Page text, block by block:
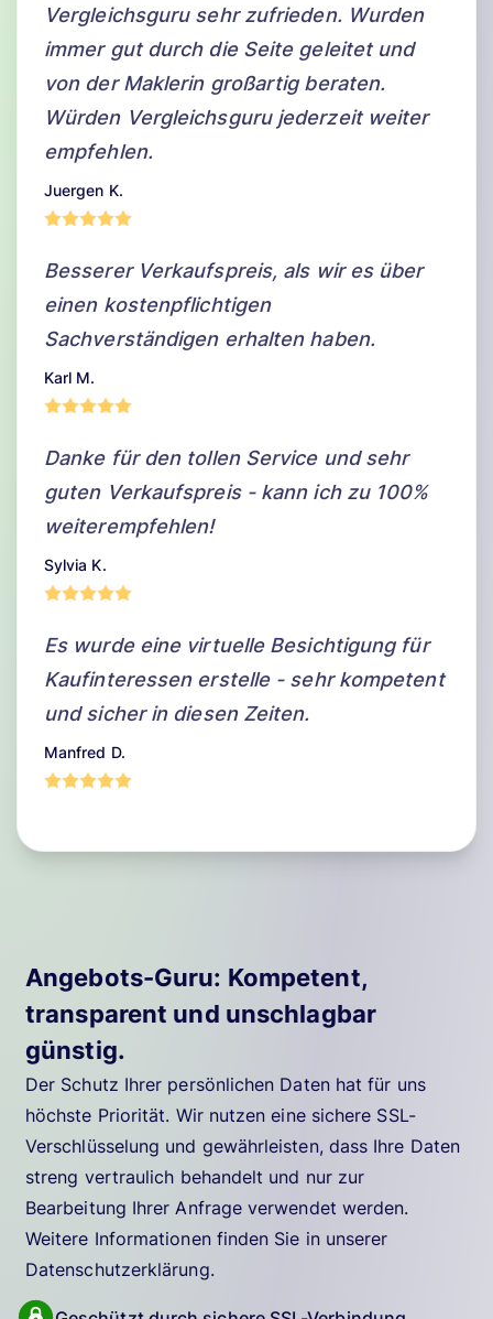
Vergleichsguru sehr zufrieden. Wurden
immer gut durch die Seite geleitet und
von der Maklerin großartig beraten.
Würden Vergleichsguru jederzeit weiter
empfehlen.
Juergen K.
Besserer Verkaufspreis, als wir es über
einen kostenpflichtigen
Sachverständigen erhalten haben.
Karl M.
Danke für den tollen Service und sehr
guten Verkaufspreis - kann ich zu 100%
weiterempfehlen!
Sylvia K.
Es wurde eine virtuelle Besichtigung für
Kaufinteressen erstelle - sehr kompetent
und sicher in diesen Zeiten.
Manfred D.
Angebots-Guru: Kompetent,
transparent und unschlagbar
günstig.
Der Schutz Ihrer persönlichen Daten hat für uns
höchste Priorität. Wir nutzen eine sichere SSL-
Verschlüsselung und gewährleisten, dass Ihre Daten
streng vertraulich behandelt und nur zur
Bearbeitung Ihrer Anfrage verwendet werden.
Weitere Informationen finden Sie in unserer
Datenschutzerklärung.